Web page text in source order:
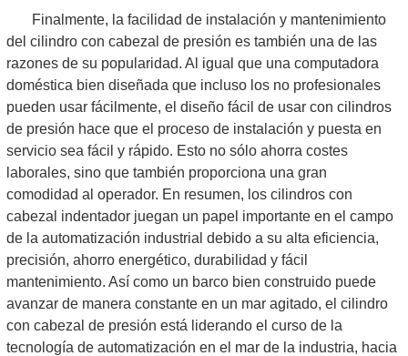
Finalmente, la facilidad de instalación y mantenimiento
del cilindro con cabezal de presión es también una de las
razones de su popularidad. Al igual que una computadora
doméstica bien diseñada que incluso los no profesionales
pueden usar fácilmente, el diseño fácil de usar con cilindros
de presión hace que el proceso de instalación y puesta en
servicio sea fácil y rápido. Esto no sólo ahorra costes
laborales, sino que también proporciona una gran
comodidad al operador. En resumen, los cilindros con
cabezal indentador juegan un papel importante en el campo
de la automatización industrial debido a su alta eficiencia,
precisión, ahorro energético, durabilidad y fácil
mantenimiento. Así como un barco bien construido puede
avanzar de manera constante en un mar agitado, el cilindro
con cabezal de presión está liderando el curso de la
tecnología de automatización en el mar de la industria, hacia